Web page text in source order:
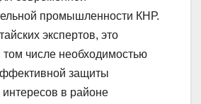
промышленности КНР.
экспертов, это
том числе необходимостью
защиты
в районе